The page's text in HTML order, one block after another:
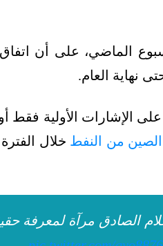
الماضي، على أن
نهاية العام.
الإشارات الأولية فقط
من النفط خلال
الصادق مرآة لمعرفة